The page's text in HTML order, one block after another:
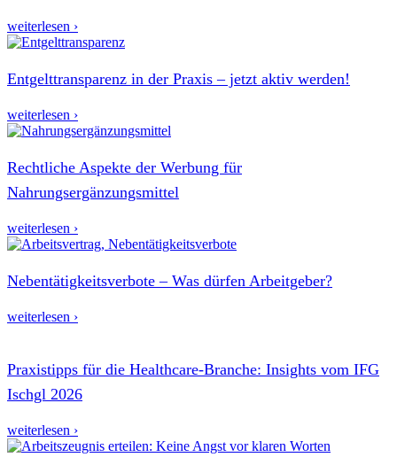
weiterlesen ›
Entgelttransparenz in der Praxis – jetzt aktiv werden!
weiterlesen ›
Rechtliche Aspekte der Werbung für
Nahrungsergänzungsmittel
weiterlesen ›
Nebentätigkeitsverbote – Was dürfen Arbeitgeber?
weiterlesen ›
Praxistipps für die Healthcare-Branche: Insights vom IFG
Ischgl 2026
weiterlesen ›